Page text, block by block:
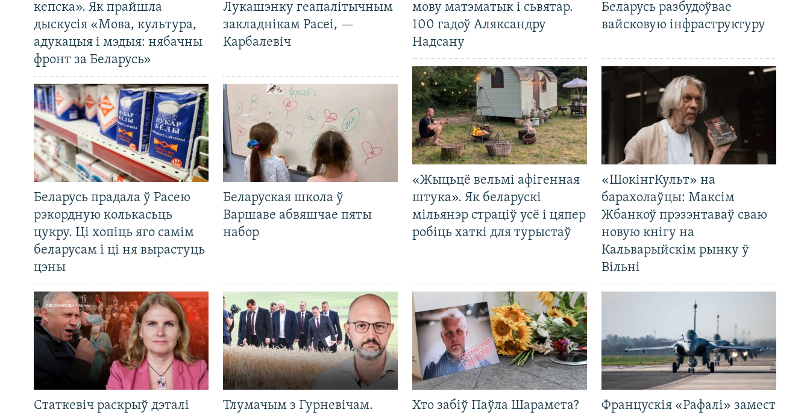
кепска». Як прайшла
дыскусія «Мова, культура,
адукацыя і мэдыя: нябачны
фронт за Беларусь»
Лукашэнку геапалітычным
закладнікам Расеі, —
Карбалевіч
Беларусь прадала ў Расею
рэкордную колькасьць
цукру. Ці хопіць яго самім
беларусам і ці ня вырастуць
цэны
Беларуская школа ў
Варшаве абвяшчае пяты
набор
Статкевіч раскрыў дэталі
Тлумачым з Гурневічам.
мову матэматык і сьвятар.
100 гадоў Аляксандру
Надсану
Беларусь разбудоўвае
вайсковую інфраструктуру
«Жыцьцё вельмі афігенная
штука». Як беларускі
мільянэр страціў усё і цяпер
робіць хаткі для турыстаў
«ШокінгКульт» на
барахолаўцы: Максім
Жбанкоў прэзэнтаваў сваю
новую кнігу на
Кальварыйскім рынку ў
Вільні
Хто забіў Паўла Шарамета?
Францускія «Рафалі» замест